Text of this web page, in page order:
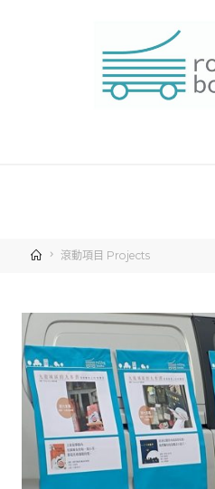
滾動項目 Projects